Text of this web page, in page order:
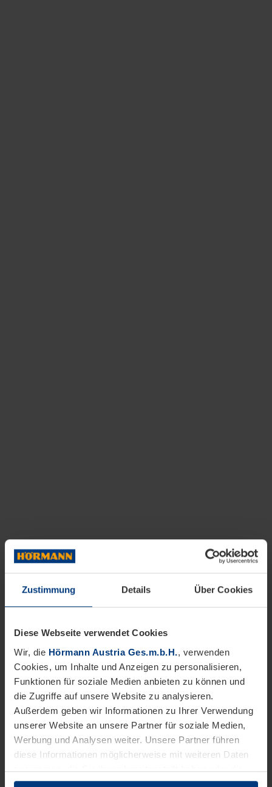
Zustimmung Details Über Cookies
Diese Webseite verwendet Cookies
Wir, die Hörmann Austria Ges.m.b.H., verwenden
Cookies, um Inhalte und Anzeigen zu personalisieren,
Funktionen für soziale Medien anbieten zu können und
die Zugriffe auf unsere Website zu analysieren.
Außerdem geben wir Informationen zu Ihrer Verwendung
unserer Website an unsere Partner für soziale Medien,
Werbung und Analysen weiter. Unsere Partner führen
diese Informationen möglicherweise mit weiteren Daten
zusammen, die Sie ihnen bereitgestellt haben oder die
sie im Rahmen Ihrer Nutzung der Dienste gesammelt